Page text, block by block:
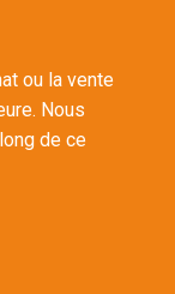
ou la vente
Nous
de ce